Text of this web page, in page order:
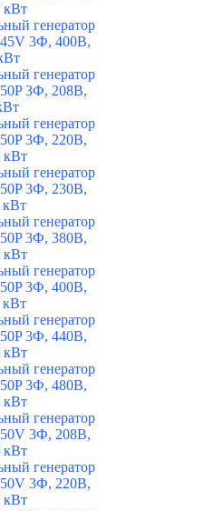
кВт
генератор
3Ф, 400В,
генератор
3Ф, 208В,
генератор
3Ф, 220В,
кВт
генератор
3Ф, 230В,
кВт
генератор
3Ф, 380В,
кВт
генератор
3Ф, 400В,
кВт
генератор
3Ф, 440В,
кВт
генератор
3Ф, 480В,
кВт
генератор
3Ф, 208В,
кВт
генератор
3Ф, 220В,
кВт